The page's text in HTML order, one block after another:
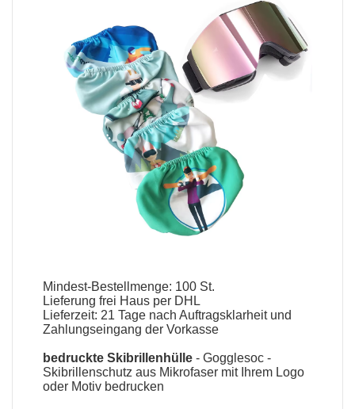
Mindest-Bestellmenge: 100 St.
Lieferung frei Haus per DHL
Lieferzeit: 21 Tage nach Auftragsklarheit und
Zahlungseingang der Vorkasse
bedruckteSkibrillenhülle - Gogglesoc -
Skibrillenschutz aus Mikrofaser mit Ihrem Logo
oder Motiv bedrucken